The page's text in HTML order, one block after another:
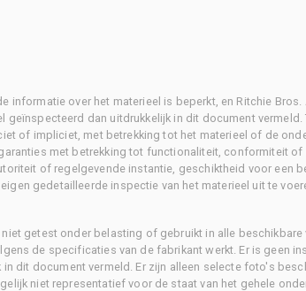
informatie over het materieel is beperkt, en Ritchie
geïnspecteerd dan uitdrukkelijk in dit document
of impliciet, met betrekking tot het materieel of de
met betrekking tot functionaliteit, conformiteit of
of regelgevende instantie, geschiktheid voor een
gedetailleerde inspectie van het materieel uit te
getest onder belasting of gebruikt in alle
de specificaties van de fabrikant werkt. Er is geen
in dit document vermeld. Er zijn alleen selecte foto's
niet representatief voor de staat van het gehele